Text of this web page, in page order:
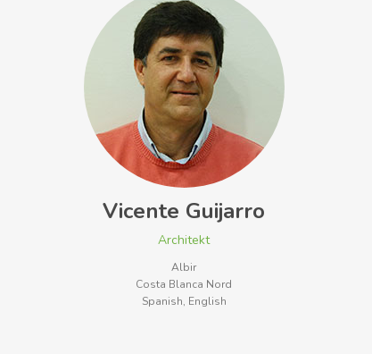
Vicente Guijarro
Architekt
Albir
Costa Blanca Nord
Spanish, English